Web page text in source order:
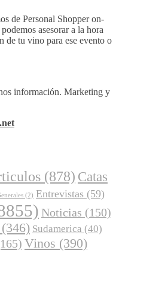
de Personal Shopper on-
asesorar a la hora
de tu vino para ese evento o
información. Marketing y
(878) Catas
(2) Entrevistas (59)
Noticias (150)
(346) Sudamerica (40)
Vinos (390)